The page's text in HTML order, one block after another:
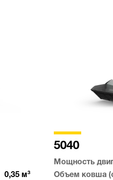
0,35 м³
5040
Мощность
Объем ковша